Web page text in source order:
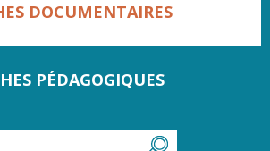
DOCUMENTAIRES
PÉDAGOGIQUES